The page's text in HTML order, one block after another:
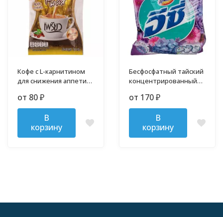
Кофе с L-карнитином
для снижения аппетита
от 80 ₽
В
корзину
Бесфосфатный тайский
концентрированный
Attack Purple 110 гр
от 170 ₽
В
корзину